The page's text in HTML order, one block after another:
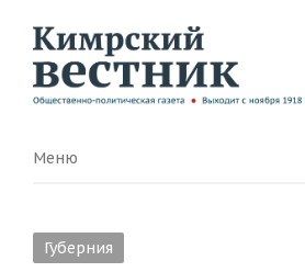
Menu
Меню
Губерния